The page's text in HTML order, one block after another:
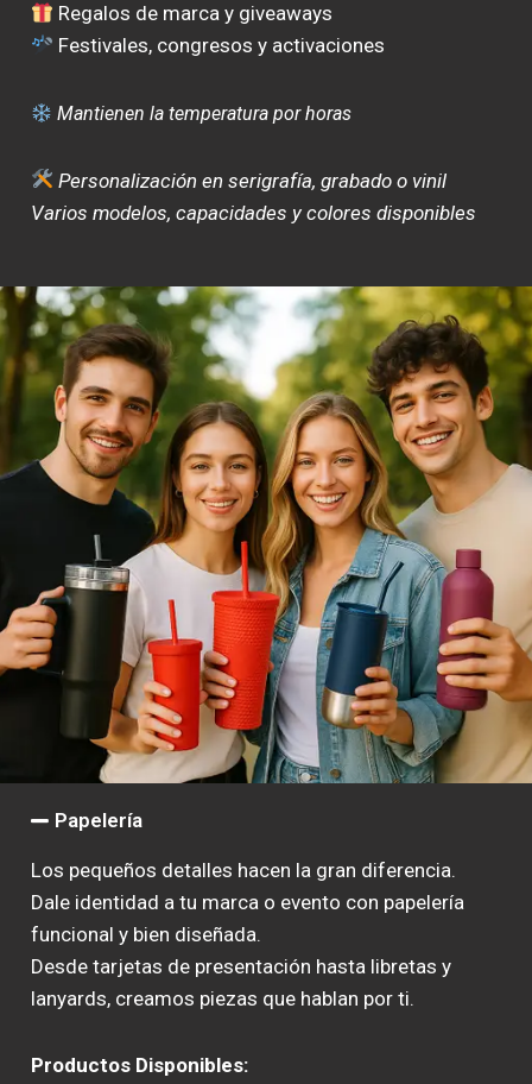
Regalos de marca y giveaways
Festivales, congresos y activaciones
Mantienen la temperatura por horas
Personalización en serigrafía, grabado o vinil
Varios modelos, capacidades y colores disponibles
Papelería
Los pequeños detalles hacen la gran diferencia.
Dale identidad a tu marca o evento con papelería
funcional y bien diseñada.
Desde tarjetas de presentación hasta libretas y
lanyards, creamos piezas que hablan por ti.
Productos Disponibles: